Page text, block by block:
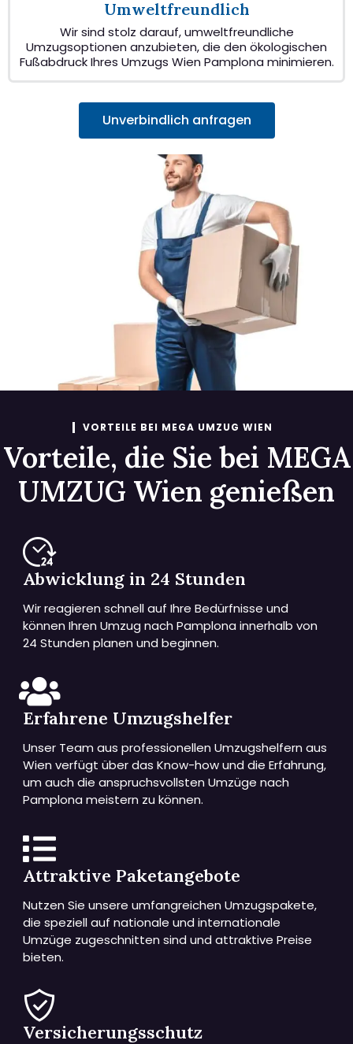
Umweltfreundlich
Wir sind stolz darauf, umweltfreundliche
Umzugsoptionen anzubieten, die den ökologischen
Fußabdruck Ihres Umzugs Wien Pamplona minimieren.
Unverbindlich anfragen
VORTEILE BEI MEGA UMZUG WIEN
Vorteile, die Sie bei MEGA
UMZUG Wien genießen
Abwicklung in 24 Stunden
Wir reagieren schnell auf Ihre Bedürfnisse und
können Ihren Umzug nach Pamplona innerhalb von
24 Stunden planen und beginnen.
Erfahrene Umzugshelfer
Unser Team aus professionellen Umzugshelfern aus
Wien verfügt über das Know-how und die Erfahrung,
um auch die anspruchsvollsten Umzüge nach
Pamplona meistern zu können.
Attraktive Paketangebote
Nutzen Sie unsere umfangreichen Umzugspakete,
die speziell auf nationale und internationale
Umzüge zugeschnitten sind und attraktive Preise
bieten.
Versicherungsschutz